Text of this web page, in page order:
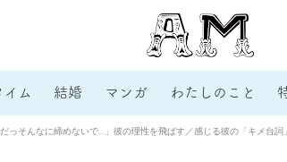
イム 結婚 マンガ わたしのこと
っそんなに締めないで…」彼の理性を飛ばす／感じる彼の「キメ台詞